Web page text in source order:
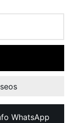
WhatsApp